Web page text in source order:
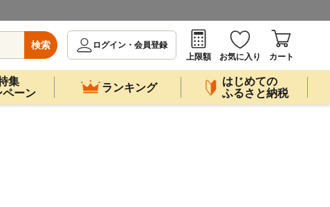
検索
ログイン・会員登録
上限額
お気に入り カート
集
ペーン
ランキング
はじめての
ふるさと納税